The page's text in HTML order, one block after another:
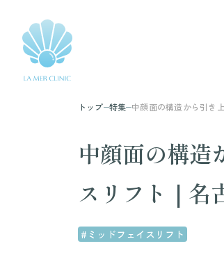
トップ 特集 中顔面の構造から引き
中顔面の構造
スリフト｜名
#ミッドフェイスリフト